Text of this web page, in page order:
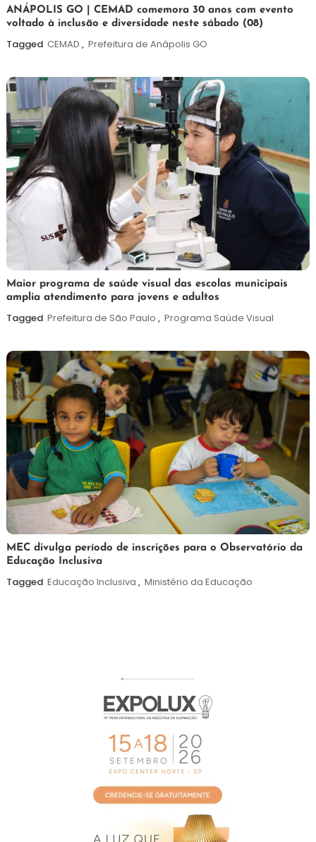
7
de
agosto
Maurilio
ANÁPOLIS GO | CEMAD comemora 30 anos com evento
voltado à inclusão e diversidade neste sábado (08)
Tagged CEMAD , Prefeitura de Anápolis GO
7
de
agosto
Maurilio
Maior programa de saúde visual das escolas municipais
amplia atendimento para jovens e adultos
Tagged Prefeitura de São Paulo , Programa Saúde Visual
7
de
agosto
Maurilio
MEC divulga período de inscrições para o Observatório da
Educação Inclusiva
Tagged Educação Inclusiva , Ministério da Educação